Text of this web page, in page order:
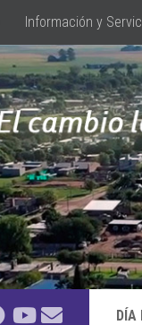
Información y
DÍA